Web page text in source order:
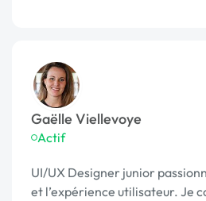
Gaëlle Viellevoye
Actif
UI/UX Designer junior
et l’expérience utilisateur. Je